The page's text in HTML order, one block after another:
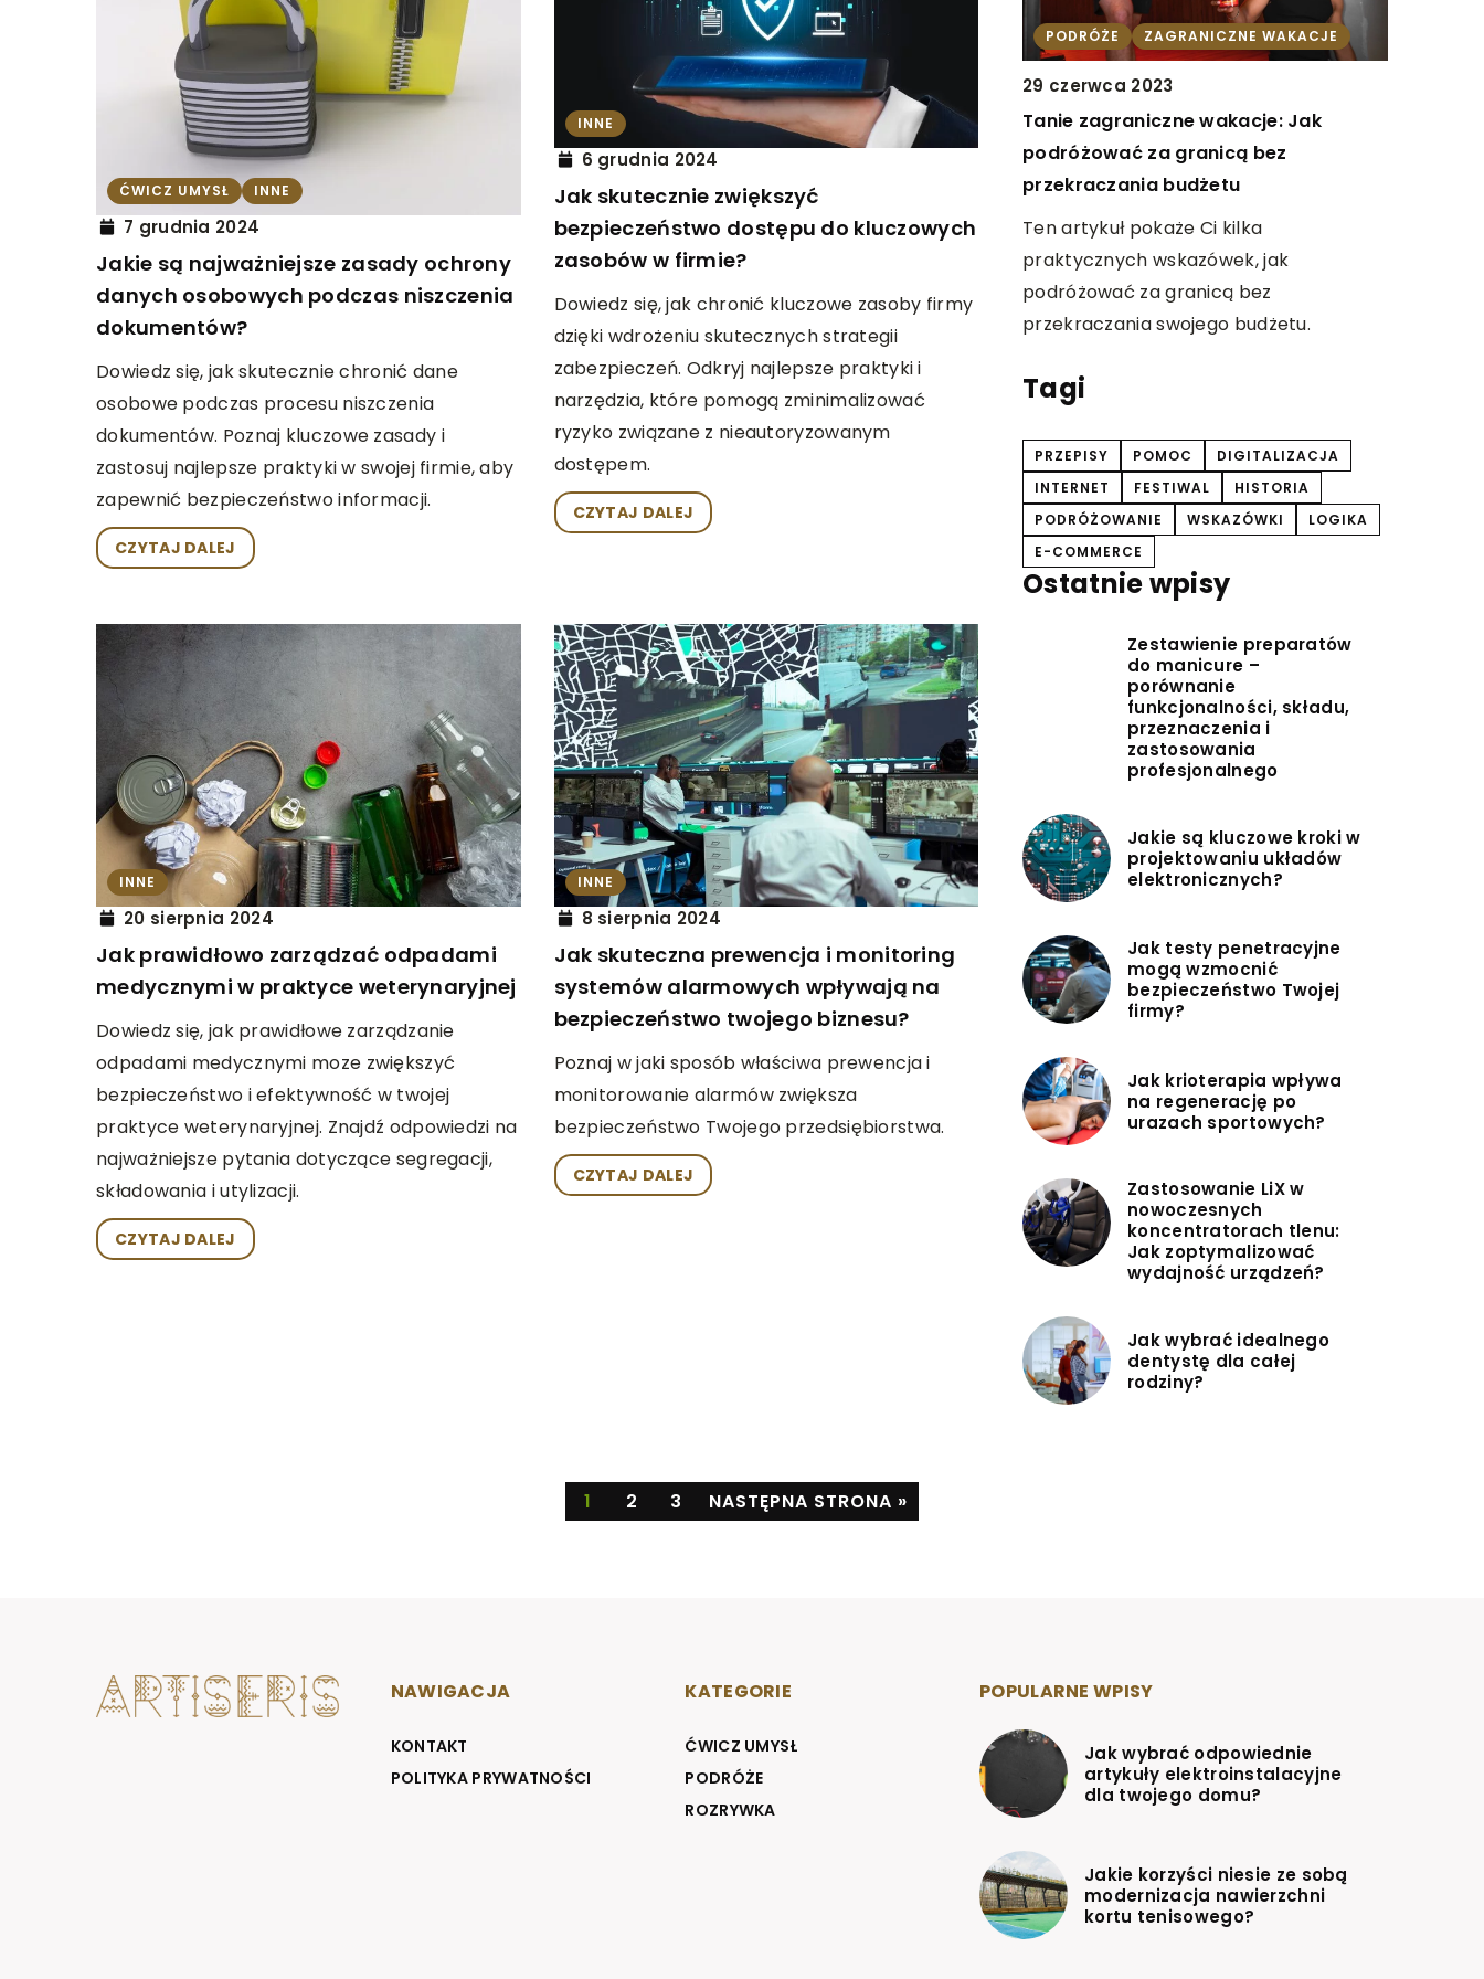
ĆWICZ UMYSŁ INNE
7 grudnia 2024
Jakie są najważniejsze zasady ochrony
danych osobowych podczas niszczenia
dokumentów?
Dowiedz się, jak skutecznie chronić dane
osobowe podczas procesu niszczenia
dokumentów. Poznaj kluczowe zasady i
zastosuj najlepsze praktyki w swojej firmie, aby
zapewnić bezpieczeństwo informacji.
CZYTAJ DALEJ
INNE
6 grudnia 2024
Jak skutecznie zwiększyć
bezpieczeństwo dostępu do kluczowych
zasobów w firmie?
Dowiedz się, jak chronić kluczowe zasoby firmy
dzięki wdrożeniu skutecznych strategii
zabezpieczeń. Odkryj najlepsze praktyki i
narzędzia, które pomogą zminimalizować
ryzyko związane z nieautoryzowanym
dostępem.
CZYTAJ DALEJ
INNE
20 sierpnia 2024
Jak prawidłowo zarządzać odpadami
medycznymi w praktyce weterynaryjnej
Dowiedz się, jak prawidłowe zarządzanie
odpadami medycznymi moze zwiększyć
bezpieczeństwo i efektywność w twojej
praktyce weterynaryjnej. Znajdź odpowiedzi na
najważniejsze pytania dotyczące segregacji,
składowania i utylizacji.
CZYTAJ DALEJ
INNE
8 sierpnia 2024
Jak skuteczna prewencja i monitoring
systemów alarmowych wpływają na
bezpieczeństwo twojego biznesu?
Poznaj w jaki sposób właściwa prewencja i
monitorowanie alarmów zwiększa
bezpieczeństwo Twojego przedsiębiorstwa.
CZYTAJ DALEJ
INNE
7 maja 2025
Jak wybrać idealne sneakersy na
różne okazje?
Odkryj, jak wybrać sneakersy, które
sprawdzą się w różnych sytuacjach.
Dowiedz się, na co zwrócić uwagę przy
zakupie, aby cieszyć się wygodą i stylem
PODRÓŻE ZAGRANICZNE WAKACJE
8 stycznia 2026
Jak wybrać idealny bagażnik
dachowy na rodzinne wakacje?
Odkryj, jak wybrać najlepszy bagażnik
dachowy na rodzinne wakacje. Dowiedz
się, na co zwrócić uwagę, jakie są
rodzaje bagażników oraz jak dopasować
je do swojego samochodu i potrzeb
podróżniczych.
PODRÓŻE ZAGRANICZNE WAKACJE
29 czerwca 2023
Tanie zagraniczne wakacje: Jak
podróżować za granicą bez
przekraczania budżetu
Ten artykuł pokaże Ci kilka
praktycznych wskazówek, jak
podróżować za granicą bez
przekraczania swojego budżetu.
Tagi
PRZEPISY POMOC
DIGITALIZACJA
INTERNET
FESTIWAL
HISTORIA
PODRÓŻOWANIE
WSKAZÓWKI
LOGIKA
E-COMMERCE
Ostatnie wpisy
Zestawienie preparatów
do manicure –
porównanie
funkcjonalności, składu,
przeznaczenia i
zastosowania
profesjonalnego
Jakie są kluczowe kroki w
projektowaniu układów
elektronicznych?
Jak testy penetracyjne
mogą wzmocnić
bezpieczeństwo Twojej
firmy?
Jak krioterapia wpływa
na regenerację po
urazach sportowych?
Zastosowanie LiX w
nowoczesnych
koncentratorach tlenu:
Jak zoptymalizować
wydajność urządzeń?
Jak wybrać idealnego
dentystę dla całej
rodziny?
1 2 3 NASTĘPNA STRONA »
NAWIGACJA
KONTAKT
POLITYKA PRYWATNOŚCI
KATEGORIE
ĆWICZ UMYSŁ
PODRÓŻE
ROZRYWKA
POPULARNE WPISY
Jak wybrać odpowiednie
artykuły elektroinstalacyjne
dla twojego domu?
Jakie korzyści niesie ze sobą
modernizacja nawierzchni
kortu tenisowego?